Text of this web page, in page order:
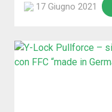
17 Giugno 2021